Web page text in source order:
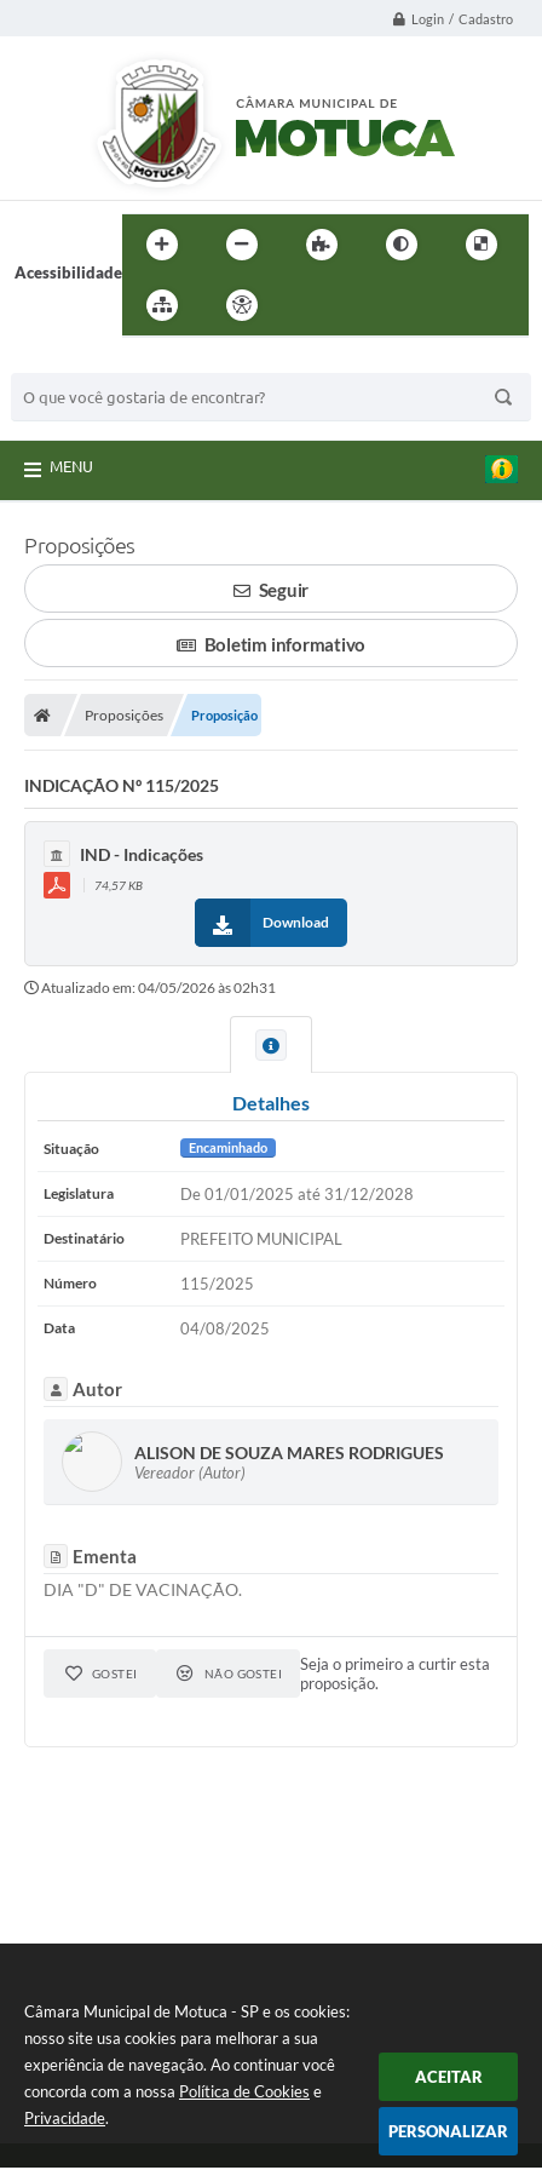
Câmara Municipal de Motuca - SP e os cookies:
nosso site usa cookies para melhorar a sua
experiência de navegação. Ao continuar você
concorda com a nossa Política de Cookies e
Privacidade.
ACEITAR
PERSONALIZAR
Login / Cadastro
Acessibilidade
MENU
Proposições
Seguir
Boletim informativo
Proposições Proposição
INDICAÇÃO Nº 115/2025
IND - Indicações
74,57 KB
Download
Atualizado em: 04/05/2026 às 02h31
Detalhes
Situação Encaminhado
Legislatura De 01/01/2025 até 31/12/2028
Destinatário PREFEITO MUNICIPAL
Número 115/2025
Data 04/08/2025
Autor
ALISON DE SOUZA MARES RODRIGUES
Vereador (Autor)
Ementa
DIA "D" DE VACINAÇÃO.
GOSTEI NÃO GOSTEI
Seja o primeiro a curtir esta
proposição.